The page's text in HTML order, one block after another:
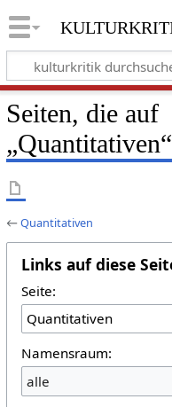
Seiten, die auf
←Quantitativen
Links auf diese
Seite:
Namensraum:
alle